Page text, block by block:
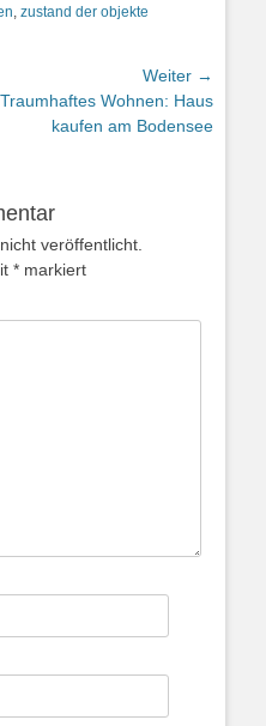
, zustand der objekte
Weiter →
Nächster
Beitrag:
Traumhaftes Wohnen: Haus
kaufen am Bodensee
veröffentlicht.
* markiert